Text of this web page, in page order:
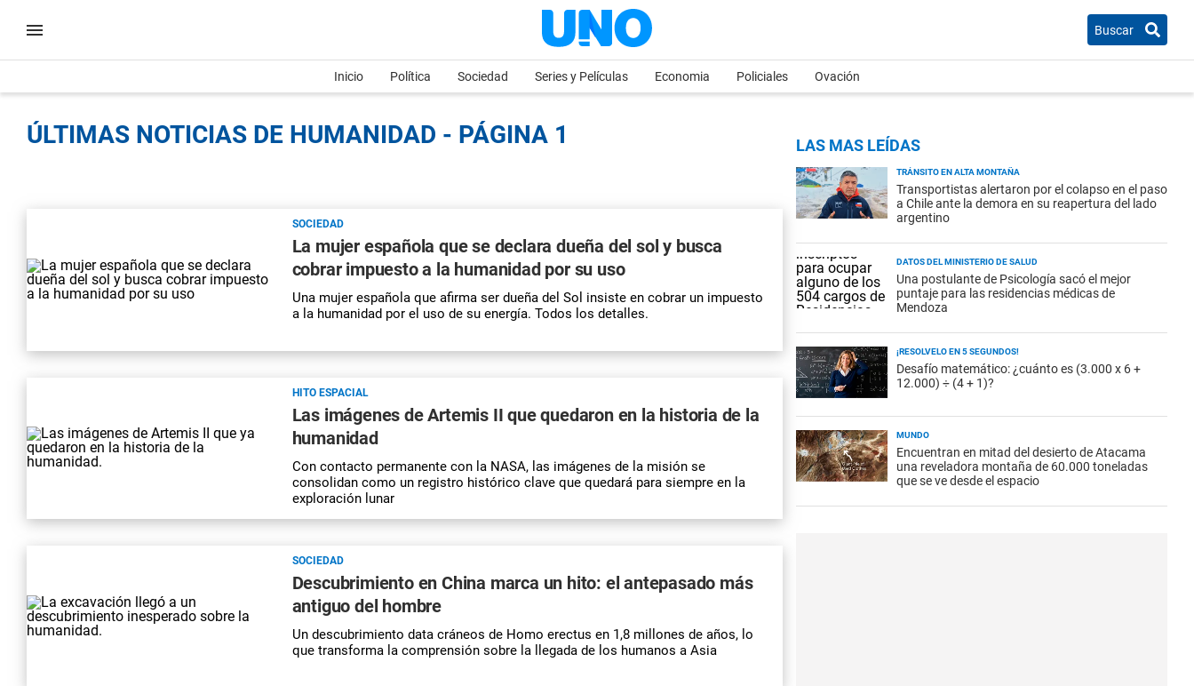
Buscar
Inicio Política Sociedad Series y Películas Economia Policiales Ovación
ÚLTIMAS NOTICIAS DE HUMANIDAD - PÁGINA 1
SOCIEDAD
La mujer española que se declara dueña del sol y busca
cobrar impuesto a la humanidad por su uso
Una mujer española que afirma ser dueña del Sol insiste en cobrar un impuesto
a la humanidad por el uso de su energía. Todos los detalles.
HITO ESPACIAL
Las imágenes de Artemis II que quedaron en la historia de la
humanidad
Con contacto permanente con la NASA, las imágenes de la misión se
consolidan como un registro histórico clave que quedará para siempre en la
exploración lunar
SOCIEDAD
Descubrimiento en China marca un hito: el antepasado más
antiguo del hombre
Un descubrimiento data cráneos de Homo erectus en 1,8 millones de años, lo
que transforma la comprensión sobre la llegada de los humanos a Asia
LAS MAS LEÍDAS
TRÁNSITO EN ALTA MONTAÑA
Transportistas alertaron por el colapso en el paso
a Chile ante la demora en su reapertura del lado
argentino
DATOS DEL MINISTERIO DE SALUD
Una postulante de Psicología sacó el mejor
puntaje para las residencias médicas de
Mendoza
¡RESOLVELO EN 5 SEGUNDOS!
Desafío matemático: ¿cuánto es (3.000 x 6 +
12.000) ÷ (4 + 1)?
MUNDO
Encuentran en mitad del desierto de Atacama
una reveladora montaña de 60.000 toneladas
que se ve desde el espacio